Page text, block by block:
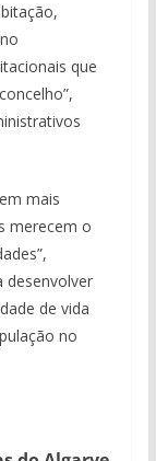
que
mais
merecem o
desenvolver
de vida
no